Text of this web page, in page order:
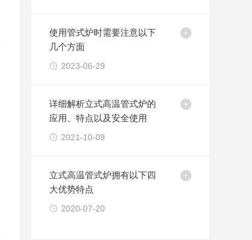
使用管式炉时需要注意以下
几个方面
2023-06-29
详细解析立式高温管式炉的
应用、特点以及安全使用
2021-10-09
立式高温管式炉拥有以下四
大优势特点
2020-07-20